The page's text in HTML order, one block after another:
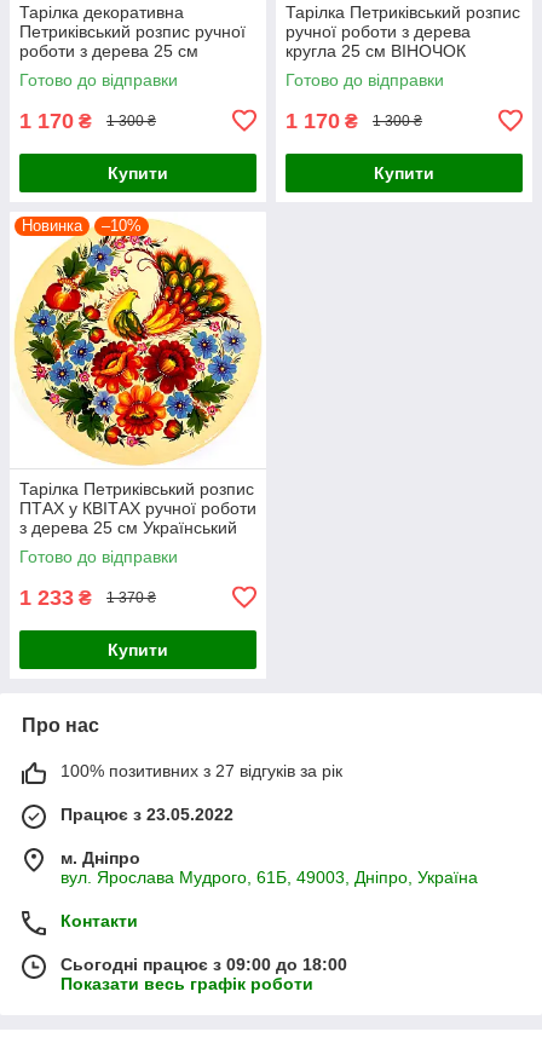
Тарілка декоративна
Петриківський розпис ручної
роботи з дерева 25 см
ВЕСНЯНИЙ БУКЕТ
Український сувенір
Готово до відправки
1 170 ₴ 1 300 ₴
Купити
Тарілка Петриківський розпис
ручної роботи з дерева
кругла 25 см ВІНОЧОК
РОЖЕВИЙ Український
сувенір
Готово до відправки
1 170 ₴ 1 300 ₴
Купити
Новинка –10%
Тарілка Петриківський розпис
ПТАХ у КВІТАХ ручної роботи
з дерева 25 см Український
сувенір
Готово до відправки
1 233 ₴ 1 370 ₴
Купити
Про нас
100% позитивних з 27 відгуків за рік
Працює з 23.05.2022
м. Дніпро
вул. Ярослава Мудрого, 61Б, 49003, Дніпро, Україна
Контакти
Сьогодні працює з 09:00 до 18:00
Показати весь графік роботи